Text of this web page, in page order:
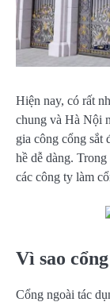
Hiện nay, có rất
chung và Hà Nội
gia công cổng sắt
hề dễ dàng.
các công ty làm
Vì sao
Cổng ngoài tác